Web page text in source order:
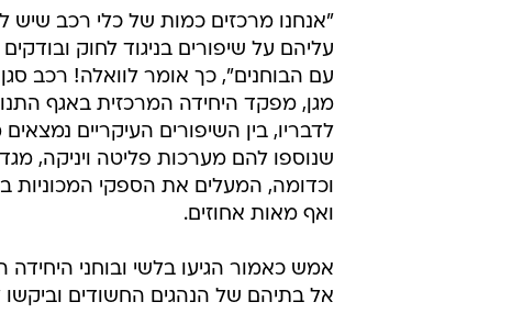
"אנחנו מרכזים כמות של כלי רכב שיש
עליהם על שיפורים בניגוד לחוק
עם הבוחנים", כך אומר לוואלה! רכב סגן
מגן, מפקד היחידה המרכזית באגף
לדבריו, בין השיפורים העיקריים נמצאים
שנוספו להם מערכות פליטה ויניקה,
וכדומה, המעלים את הספקי המכוניות
ואף מאות אחוזים.
אמש כאמור הגיעו בלשי ובוחני היחידה
אל בתיהם של הנהגים החשודים